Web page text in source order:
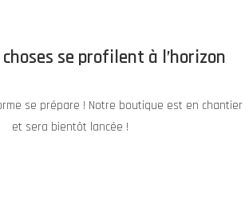
se profilent à l’horizon
se prépare ! Notre boutique est en chantier
et sera bientôt lancée !